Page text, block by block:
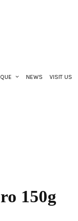
NEWS VISIT US
150g